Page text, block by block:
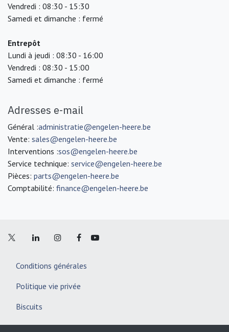
Vendredi : 08:30 - 15:30
Samedi et dimanche : fermé
Entrepôt
Lundi à jeudi : 08:30 - 16:00
Vendredi : 08:30 - 15:00
Samedi et dimanche : fermé
Adresses e-mail
Général :administratie@engelen-heere.be
Vente: sales@engelen-heere.be
Interventions :sos@engelen-heere.be
Service technique: service@engelen-heere.be
Pièces: parts@engelen-heere.be
Comptabilité: finance@engelen-heere.be
Conditions générales
Politique vie privée
Biscuits